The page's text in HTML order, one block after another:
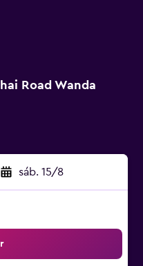
Road Wanda
sáb. 15/8